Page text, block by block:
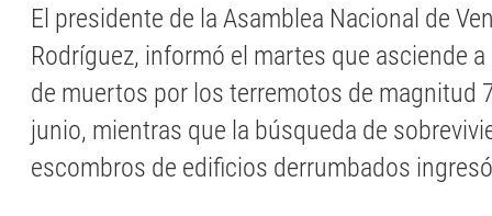
El presidente de la Asamblea Nacional de
Rodríguez, informó el martes que asciende
de muertos por los terremotos de magnitud
junio, mientras que la búsqueda de
escombros de edificios derrumbados